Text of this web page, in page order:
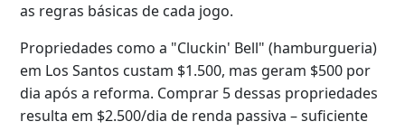
as regras básicas de cada jogo.
Propriedades como a "Cluckin' Bell" (hamburgueria)
em Los Santos custam $1.500, mas geram $500 por
dia após a reforma. Comprar 5 dessas propriedades
resulta em $2.500/dia de renda passiva – suficiente